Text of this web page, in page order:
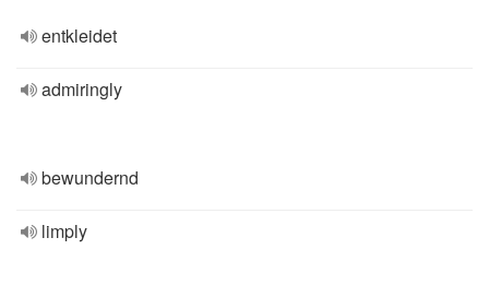
entkleidet
admiringly
bewundernd
limply